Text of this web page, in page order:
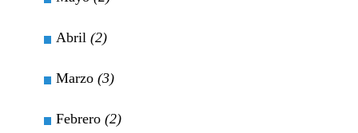
Abril (2)
Marzo (3)
Febrero (2)